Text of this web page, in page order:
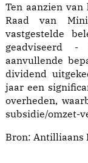
Ten aanzien
Raad van
vastgestelde
geadviseerd
aanvullende
dividend
jaar een
overheden,
subsidie/omzet-
Bron: Antilliaans